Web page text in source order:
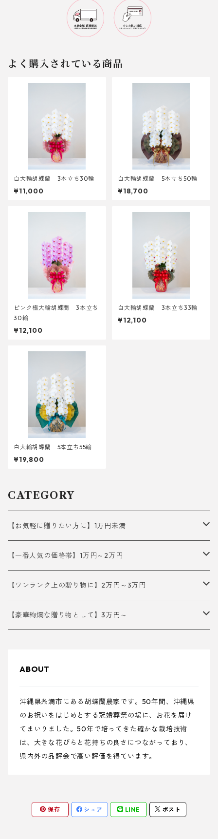
よく購入されている商品
白大輪胡蝶蘭 3本立ち30輪
¥11,000
白大輪胡蝶蘭 5本立ち50輪
¥18,700
ピンク極大輪胡蝶蘭 3本立ち
30輪
¥12,100
白大輪胡蝶蘭 3本立ち33輪
¥12,100
白大輪胡蝶蘭 5本立ち55輪
¥19,800
CATEGORY
【お気軽に贈りたい方に】1万円未満
3本立て
【一番人気の価格帯】1万円～2万円
3本立て
5本立て
【ワンランク上の贈り物に】2万円～3万円
3本立て
6本立て
7本立て
【豪華絢爛な贈り物として】3万円～
5本立て
6本立て
7本立て
ABOUT
沖縄県糸満市にある胡蝶蘭農家です。50年間、沖縄県
のお祝いをはじめとする冠婚葬祭の場に、お花を届け
てまいりました。50年で培ってきた確かな栽培技術
は、大きな花びらと花持ちの良さにつながっており、
県内外の品評会で高い評価を得ています。
保存 シェア LINE ポスト